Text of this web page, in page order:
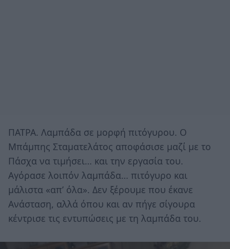
ΠΑΤΡΑ. Λαμπάδα σε μορφή πιτόγυρου. Ο
Μπάμπης Σταματελάτος αποφάσισε μαζί με το
Πάσχα να τιμήσει… και την εργασία του.
Αγόρασε λοιπόν λαμπάδα… πιτόγυρο και
μάλιστα «απ’ όλα». Δεν ξέρουμε που έκανε
Ανάσταση, αλλά όπου και αν πήγε σίγουρα
κέντρισε τις εντυπώσεις με τη λαμπάδα του.